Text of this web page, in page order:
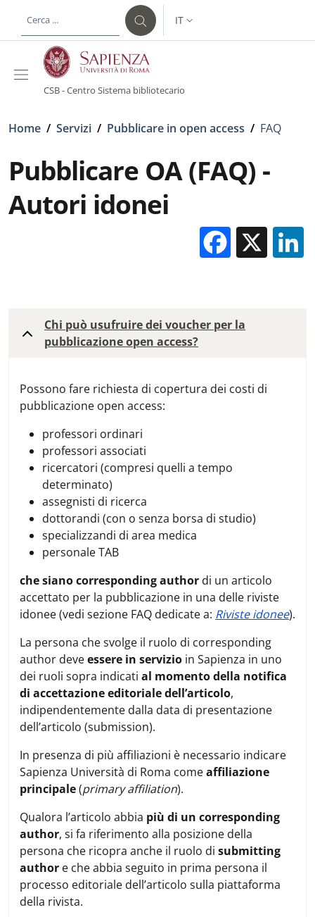
al contenuto principale
SELETTORE LINGUA:
IT
CSB - Centro Sistema bibliotecario
Briciole di pane
Home / Servizi / Pubblicare in open access / FAQ
Pubblicare OA (FAQ) -
Autori idonei
X
Chi può usufruire dei voucher per la
pubblicazione open access?
Possono fare richiesta di copertura dei costi di
pubblicazione open access:
professori ordinari
professori associati
ricercatori (compresi quelli a tempo
determinato)
assegnisti di ricerca
dottorandi (con o senza borsa di studio)
specializzandi di area medica
personale TAB
che siano corresponding author di un articolo
accettato per la pubblicazione in una delle riviste
idonee (vedi sezione FAQ dedicate a: Riviste idonee).
La persona che svolge il ruolo di corresponding
author deveessere in servizio in Sapienza in uno
dei ruoli sopra indicati al momento della notifica
di accettazione editoriale dell’articolo,
indipendentemente dalla data di presentazione
dell’articolo (submission).
In presenza di più affiliazioni è necessario indicare
Sapienza Università di Roma comeaffiliazione
principale(primary affiliation).
Qualora l’articolo abbia più di un corresponding
author, si fa riferimento alla posizione della
persona che ricopra anche il ruolo di submitting
author e che abbia seguito in prima persona il
processo editoriale dell’articolo sulla piattaforma
della rivista.